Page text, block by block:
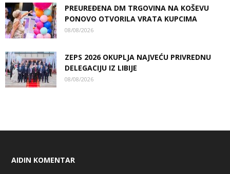
PREUREĐENA DM TRGOVINA NA KOŠEVU
PONOVO OTVORILA VRATA KUPCIMA
08/08/2026
ZEPS 2026 OKUPLJA NAJVEĆU PRIVREDNU
DELEGACIJU IZ LIBIJE
08/08/2026
AIDIN KOMENTAR